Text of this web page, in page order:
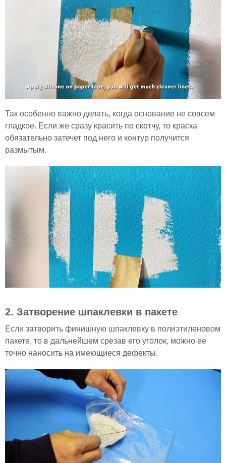
Так особенно важно делать, когда основание не совсем
гладкое. Если же сразу красить по скотчу, то краска
обязательно затечет под него и контур получится
размытым.
2. Затворение шпаклевки в пакете
Если затворить финишную шпаклевку в полиэтиленовом
пакете, то в дальнейшем срезав его уголок, можно ее
точно наносить на имеющиеся дефекты.